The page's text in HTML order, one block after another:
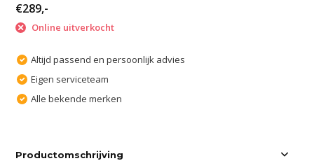
€289,-
Online uitverkocht
Altijd passend en persoonlijk advies
Eigen serviceteam
Alle bekende merken
Productomschrijving